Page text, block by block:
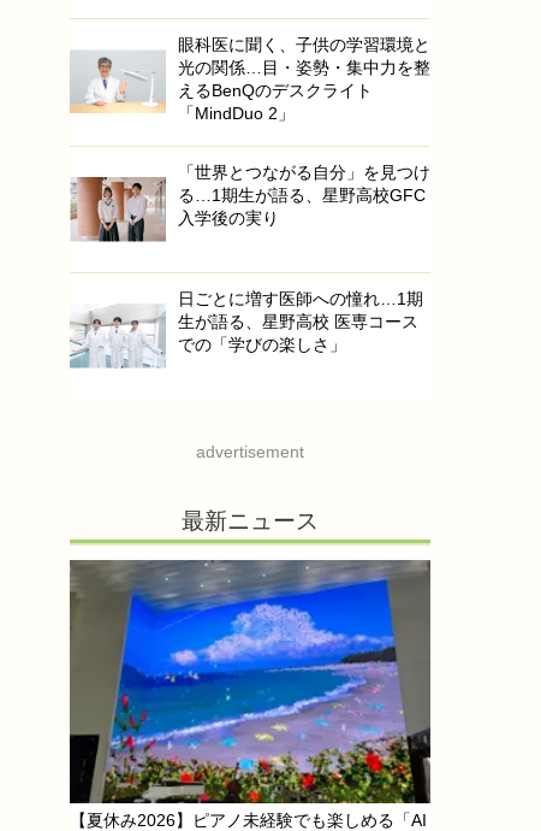
眼科医に聞く、子供の学習環境と
光の関係…目・姿勢・集中力を整
えるBenQのデスクライト
「MindDuo 2」
「世界とつながる自分」を見つけ
る…1期生が語る、星野高校GFC
入学後の実り
日ごとに増す医師への憧れ…1期
生が語る、星野高校 医専コース
での「学びの楽しさ」
advertisement
最新ニュース
【夏休み2026】ピアノ未経験でも楽しめる「AI